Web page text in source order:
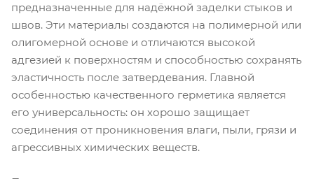
предназначенные для надёжной заделки стыков и
швов. Эти материалы создаются на полимерной или
олигомерной основе и отличаются высокой
адгезией к поверхностям и способностью сохранять
эластичность после затвердевания. Главной
особенностью качественного герметика является
его универсальность: он хорошо защищает
соединения от проникновения влаги, пыли, грязи и
агрессивных химических веществ.